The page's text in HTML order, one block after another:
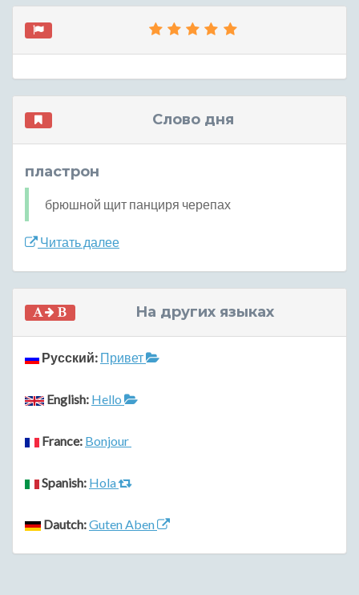
Слово дня
пластрон
брюшной щит панциря черепах
Читать далее
На других языках
Русский: Привет
English: Hello
France: Bonjour
Spanish: Hola
Dautch:Guten Aben